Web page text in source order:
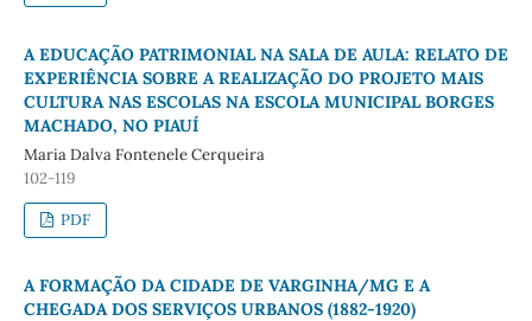
A EDUCAÇÃO PATRIMONIAL NA SALA DE AULA: RELATO DE
EXPERIÊNCIA SOBRE A REALIZAÇÃO DO PROJETO MAIS
CULTURA NAS ESCOLAS NA ESCOLA MUNICIPAL BORGES
MACHADO, NO PIAUÍ
Maria Dalva Fontenele Cerqueira
102-119
PDF
A FORMAÇÃO DA CIDADE DE VARGINHA/MG E A
CHEGADA DOS SERVIÇOS URBANOS (1882-1920)